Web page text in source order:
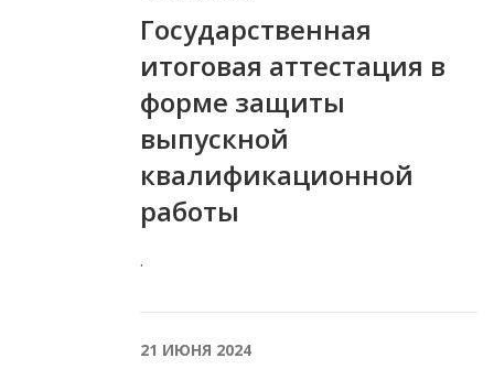
Государственная
итоговая аттестация в
форме защиты
выпускной
квалификационной
работы
.
21 ИЮНЯ 2024